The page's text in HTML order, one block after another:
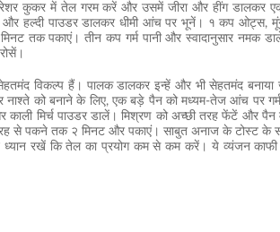
कुकर में तेल गरम करें और उसमें जीरा और हींग डालकर
हल्दी पाउडर डालकर धीमी आंच पर भूनें। १ कप ओट्स,
तक पकाएं। तीन कप गर्म पानी और स्वादानुसार
विकल्प हैं। पालक डालकर इन्हें और भी सेहतमंद बनाया
नाश्ते को बनाने के लिए, एक बड़े पैन को मध्यम-तेज आंच पर
मिर्च पाउडर डालें। मिश्रण को अच्छी तरह फेंटें और
से पकने तक २ मिनट और पकाएं। साबुत अनाज के टोस्ट के
ध्यान रखें कि तेल का प्रयोग कम से कम करें। ये व्यंजन